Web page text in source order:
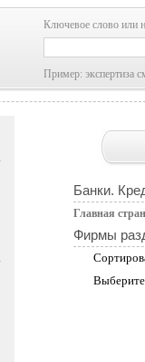
Ключевое слово или
Пример: экспертиза
Банки.
Главная
Фирмы